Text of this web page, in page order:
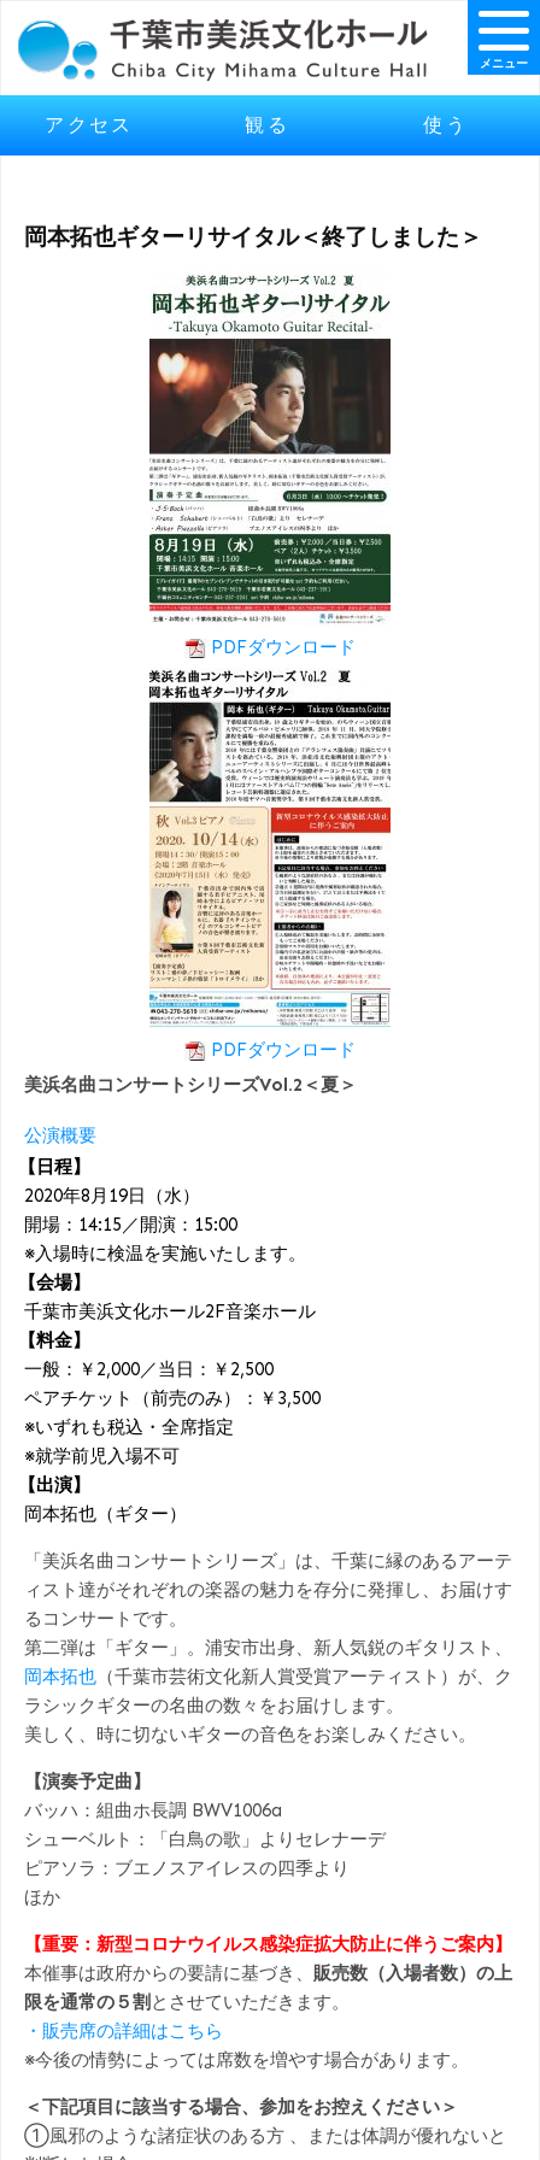
アクセス 観る 使う
メニュー
岡本拓也ギターリサイタル＜終了しました＞
PDFダウンロード
PDFダウンロード
美浜名曲コンサートシリーズVol.2＜夏＞
公演概要
【日程】
2020年8月19日（水）
開場：14:15／開演：15:00
※入場時に検温を実施いたします。
【会場】
千葉市美浜文化ホール2F音楽ホール
【料金】
一般：￥2,000／当日：￥2,500
ペアチケット（前売のみ）：￥3,500
※いずれも税込・全席指定
※就学前児入場不可
【出演】
岡本拓也（ギター）
「美浜名曲コンサートシリーズ」は、千葉に縁のあるアーテ
ィスト達がそれぞれの楽器の魅力を存分に発揮し、お届けす
るコンサートです。
第二弾は「ギター」。浦安市出身、新人気鋭のギタリスト、
岡本拓也 （千葉市芸術文化新人賞受賞アーティスト）が、ク
ラシックギターの名曲の数々をお届けします。
美しく、時に切ないギターの音色をお楽しみください。
【演奏予定曲】
バッハ：組曲ホ長調 BWV1006a
シューベルト：「白鳥の歌」よりセレナーデ
ピアソラ：ブエノスアイレスの四季より
ほか
【重要：新型コロナウイルス感染症拡大防止に伴うご案内】
本催事は政府からの要請に基づき、 販売数（入場者数）の上
限を通常の５割 とさせていただきます。
・販売席の詳細はこちら
※今後の情勢によっては席数を増やす場合があります。
＜下記項目に該当する場合、参加をお控えください＞
①風邪のような諸症状のある方 、または体調が優れないと